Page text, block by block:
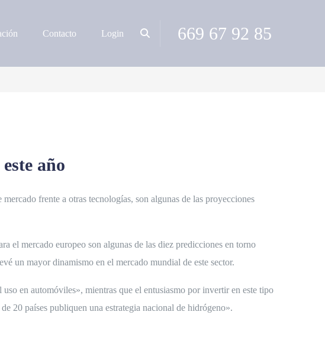
Contacto Login 669 67 92 85
año
frente a otras tecnologías, son algunas de las proyecciones
el mercado europeo son algunas de las diez predicciones en torno
un mayor dinamismo en el mercado mundial de este sector.
en automóviles», mientras que el entusiasmo por invertir en este tipo
20 países publiquen una estrategia nacional de hidrógeno».